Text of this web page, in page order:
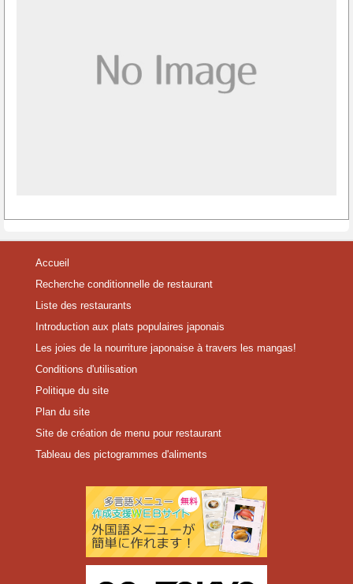
Accueil
Recherche conditionnelle de restaurant
Liste des restaurants
Introduction aux plats populaires japonais
Les joies de la nourriture japonaise à travers les mangas!
Conditions d'utilisation
Politique du site
Plan du site
Site de création de menu pour restaurant
Tableau des pictogrammes d'aliments